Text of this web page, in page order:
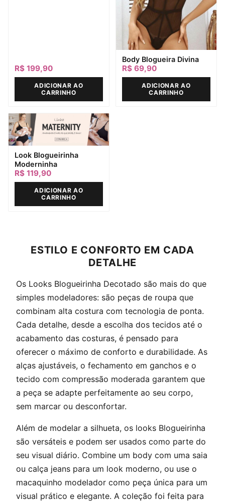
R$ 199,90
ADICIONAR AO
CARRINHO
Body Blogueira Divina
R$ 69,90
ADICIONAR AO
CARRINHO
Look Blogueirinha
Moderninha
R$ 119,90
ADICIONAR AO
CARRINHO
ESTILO E CONFORTO EM CADA
DETALHE
Os Looks Blogueirinha Decotado são mais do que
simples modeladores: são peças de roupa que
combinam alta costura com tecnologia de ponta.
Cada detalhe, desde a escolha dos tecidos até o
acabamento das costuras, é pensado para
oferecer o máximo de conforto e durabilidade. As
alças ajustáveis, o fechamento em ganchos e o
tecido com compressão moderada garantem que
a peça se adapte perfeitamente ao seu corpo,
sem marcar ou desconfortar.
Além de modelar a silhueta, os looks Blogueirinha
são versáteis e podem ser usados como parte do
seu visual diário. Combine um body com uma saia
ou calça jeans para um look moderno, ou use o
macaquinho modelador como peça única para um
visual prático e elegante. A coleção foi feita para